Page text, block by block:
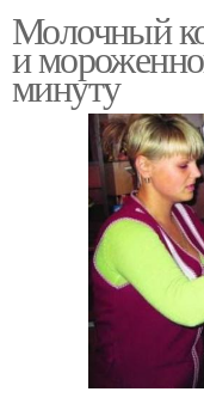
Молочный
и
минуту